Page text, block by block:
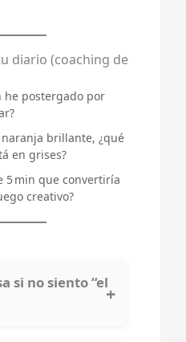
diario (coaching de
he postergado por
brillante, ¿qué
en grises?
5 min que convertiría
creativo?
si no siento “el